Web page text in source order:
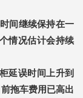
间继续保持在一
情况估计会持续
延误时间上升到
拖车费用已高出